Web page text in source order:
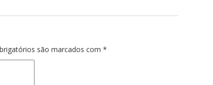
são marcados com *